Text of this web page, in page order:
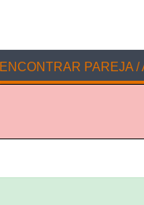
ENCONTRAR PAREJA /